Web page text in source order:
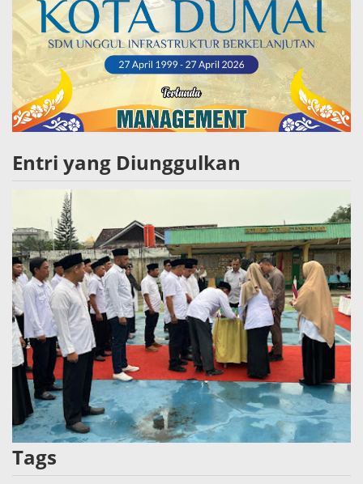
Entri yang Diunggulkan
Tags